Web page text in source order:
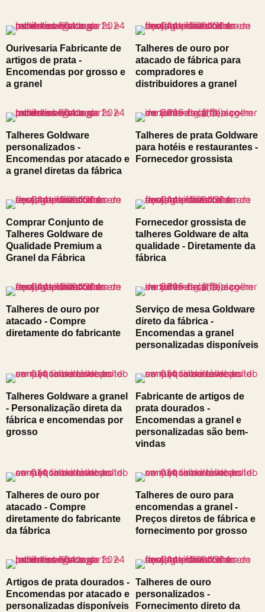
Ourivesaria Fabricante de
artigos de prata -
Encomendas por grosso e
a granel
Talheres de ouro por
atacado de fábrica para
compradores e
distribuidores a granel
Talheres Goldware
personalizados -
Encomendas por atacado e
a granel diretas da fábrica
Talheres de prata Goldware
para hotéis e restaurantes -
Fornecedor grossista
Comprar Conjunto de
Talheres Goldware de
Qualidade Premium a
Granel da Fábrica
Fornecedor grossista de
talheres Goldware de alta
qualidade - Diretamente da
fábrica
Talheres de ouro por
atacado - Compre
diretamente do fabricante
Serviço de mesa Goldware
direto da fábrica -
Encomendas a granel
personalizadas disponíveis
Talheres Goldware a granel
- Personalização direta da
fábrica e encomendas por
grosso
Fabricante de artigos de
prata dourados -
Encomendas a granel e
personalizadas são bem-
vindas
Talheres de ouro por
atacado - Compre
diretamente do fabricante
da fábrica
Talheres de ouro para
encomendas a granel -
Preços diretos de fábrica e
fornecimento por grosso
Artigos de prata dourados -
Encomendas por atacado e
personalizadas disponíveis
Talheres de ouro
personalizados -
Fornecimento direto da